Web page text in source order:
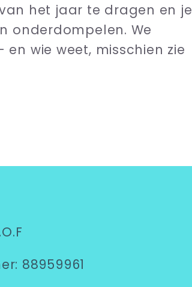
het jaar te dragen en je
onderdompelen. We
wie weet, misschien zie
88959961